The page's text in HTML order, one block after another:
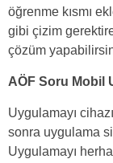
öğrenme kısmı
gibi çizim
çözüm
AÖF Soru Mobil
Uygulamayı
sonra uygulama
Uygulamayı